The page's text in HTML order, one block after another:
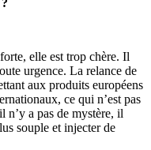
elle est trop chère. Il
urgence. La relance de
aux produits européens
ce qui n’est pas
n’y a pas de mystère, il
souple et injecter de